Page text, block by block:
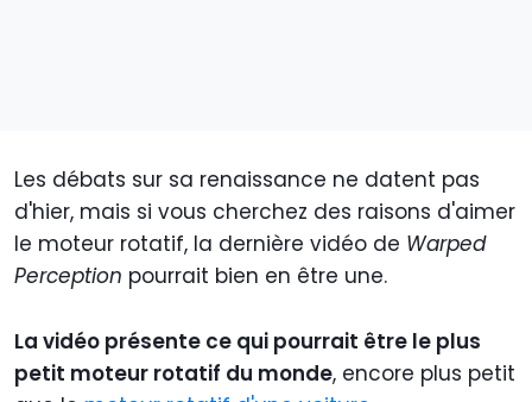
Les débats sur sa renaissance ne datent pas
d'hier, mais si vous cherchez des raisons d'aimer
le moteur rotatif, la dernière vidéo de Warped
Perception pourrait bien en être une.
La vidéo présente ce qui pourrait être le plus
petit moteur rotatif du monde, encore plus petit